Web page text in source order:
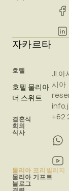
자카르타
호텔
호텔 물리아
더 스위트
결혼식
회의
식사
Jl.아
시아
+62
물리아 프리빌리지
물리아 기프트
블로그